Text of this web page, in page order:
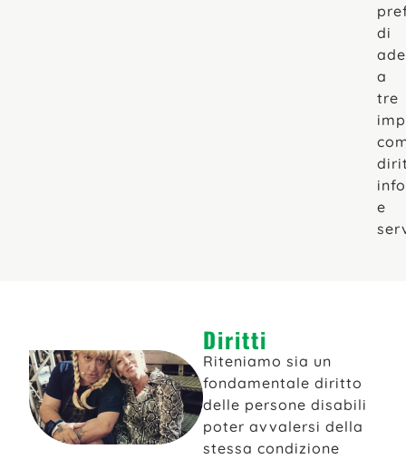
di
a
tre
e
Diritti
Riteniamo sia un
fondamentale diritto
delle persone disabili
poter avvalersi della
stessa condizione